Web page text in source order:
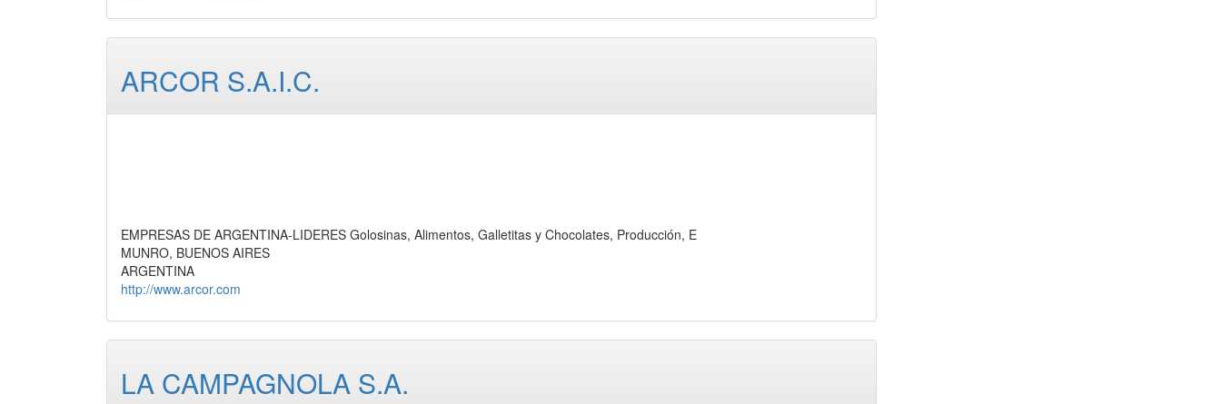
ARCOR S.A.I.C.
EMPRESAS DE ARGENTINA-LIDERES Golosinas, Alimentos, Galletitas y Chocolates, Producción, E
MUNRO, BUENOS AIRES
ARGENTINA
http://www.arcor.com
LA CAMPAGNOLA S.A.